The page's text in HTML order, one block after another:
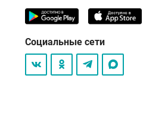
Социальные сети